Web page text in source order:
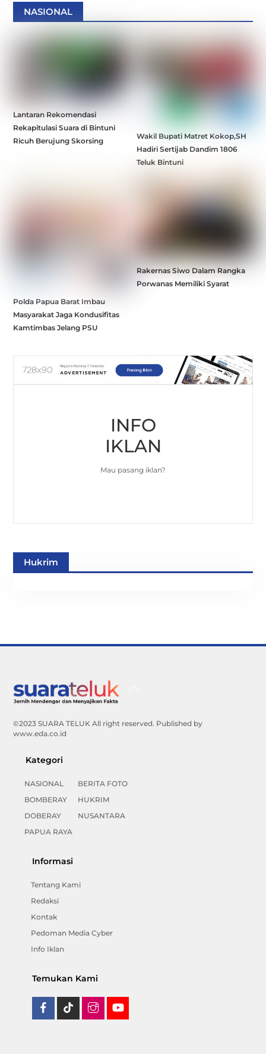
NASIONAL
Lantaran Rekomendasi
Rekapitulasi Suara di Bintuni
Ricuh Berujung Skorsing
Wakil Bupati Matret Kokop,SH
Hadiri Sertijab Dandim 1806
Teluk Bintuni
Polda Papua Barat Imbau
Masyarakat Jaga Kondusifitas
Kamtimbas Jelang PSU
Rakernas Siwo Dalam Rangka
Porwanas Memiliki Syarat
INFO
IKLAN
Mau pasang iklan?
Hukrim
©2023 SUARA TELUK All right reserved. Published by
www.eda.co.id
Kategori
NASIONAL
BOMBERAY
DOBERAY
PAPUA RAYA
BERITA FOTO
HUKRIM
NUSANTARA
Informasi
Tentang Kami
Redaksi
Kontak
Pedoman Media Cyber
Info Iklan
Temukan Kami